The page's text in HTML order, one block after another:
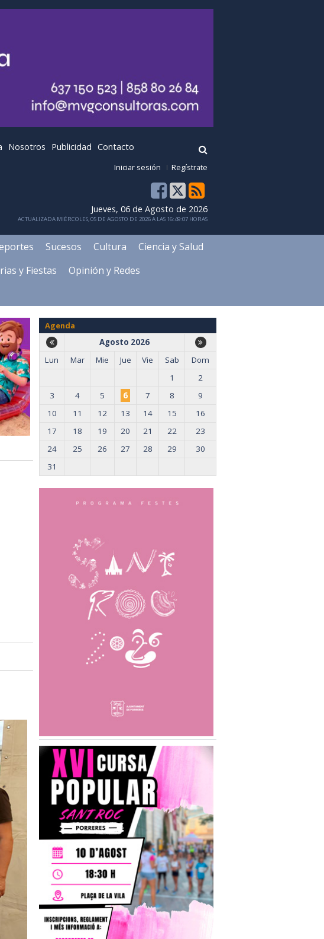
Nosotros Publicidad Contacto
Iniciar sesión Regístrate
Jueves, 06 de Agosto de 2026
ACTUALIZADA MIÉRCOLES, 05 DE AGOSTO DE 2026 A LAS 16:49:07 HORAS
Sucesos Cultura
Ciencia y Salud
y Fiestas
Opinión y Redes
Agenda
Agosto 2026
Lun
Mar Mie Jue Vie Sab
Dom
1
2
3
4 5 6 7 8
9
10
11 12 13 14 15
16
17
18 19 20 21 22
23
24
25 26 27 28 29
30
31